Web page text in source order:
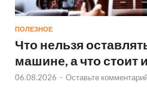
ПОЛЕЗНОЕ
Что нельзя
машине, а что стоит
06.08.2026 - Оставьте